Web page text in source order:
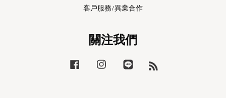
客戶服務/異業合作
關注我們
Facebook Instagram